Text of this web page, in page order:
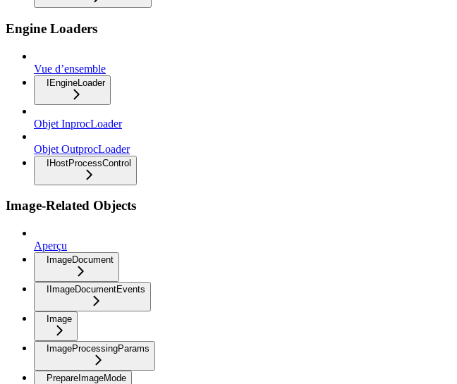
Engine Loaders
Vue d’ensemble
IEngineLoader
Objet InprocLoader
Objet OutprocLoader
IHostProcessControl
Image-Related Objects
Aperçu
ImageDocument
IImageDocumentEvents
Image
ImageProcessingParams
PrepareImageMode